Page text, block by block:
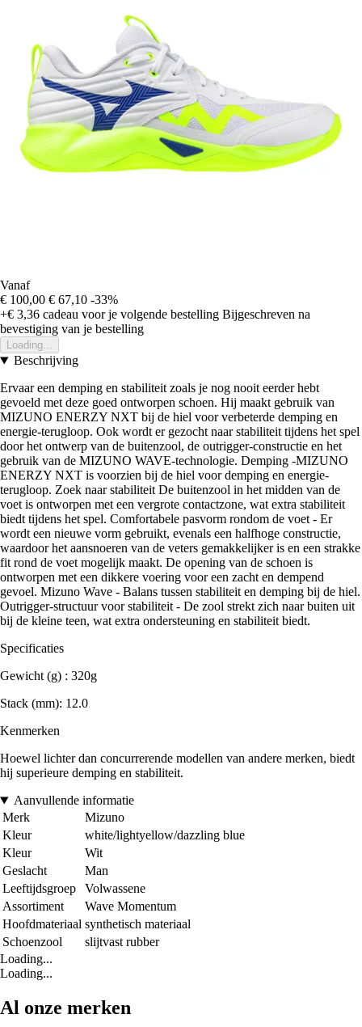
Vanaf
€ 100,00 € 67,10 -33%
+€ 3,36 cadeau voor je volgende bestelling Bijgeschreven na
bevestiging van je bestelling
Loading...
Beschrijving
Ervaar een demping en stabiliteit zoals je nog nooit eerder hebt
gevoeld met deze goed ontworpen schoen. Hij maakt gebruik van
MIZUNO ENERZY NXT bij de hiel voor verbeterde demping en
energie-terugloop. Ook wordt er gezocht naar stabiliteit tijdens het spel
door het ontwerp van de buitenzool, de outrigger-constructie en het
gebruik van de MIZUNO WAVE-technologie. Demping -MIZUNO
ENERZY NXT is voorzien bij de hiel voor demping en energie-
terugloop. Zoek naar stabiliteit De buitenzool in het midden van de
voet is ontworpen met een vergrote contactzone, wat extra stabiliteit
biedt tijdens het spel. Comfortabele pasvorm rondom de voet - Er
wordt een nieuwe vorm gebruikt, evenals een halfhoge constructie,
waardoor het aansnoeren van de veters gemakkelijker is en een strakke
fit rond de voet mogelijk maakt. De opening van de schoen is
ontworpen met een dikkere voering voor een zacht en dempend
gevoel. Mizuno Wave - Balans tussen stabiliteit en demping bij de hiel.
Outrigger-structuur voor stabiliteit - De zool strekt zich naar buiten uit
bij de kleine teen, wat extra ondersteuning en stabiliteit biedt.
Specificaties
Gewicht (g) : 320g
Stack (mm): 12.0
Kenmerken
Hoewel lichter dan concurrerende modellen van andere merken, biedt
hij superieure demping en stabiliteit.
Aanvullende informatie
Merk
Mizuno
Kleur
white/lightyellow/dazzling blue
Kleur
Wit
Geslacht
Man
Leeftijdsgroep
Volwassene
Assortiment
Wave Momentum
Hoofdmateriaal synthetisch materiaal
Schoenzool
slijtvast rubber
Loading...
Loading...
Al onze merken